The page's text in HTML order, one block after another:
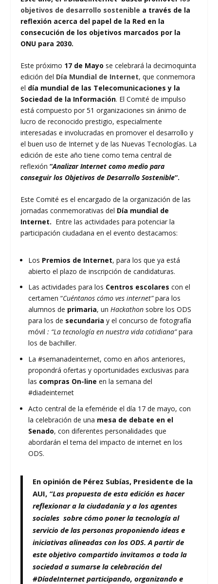
objetivos de desarrollo sostenible a través de la
reflexión acerca del papel de la Red en la
consecución de los objetivos marcados por la
ONU para 2030.
Este próximo 17 de Mayo se celebrará la decimoquinta
edición del Día Mundial de Internet, que conmemora
el día mundial de las Telecomunicaciones y la
Sociedad de la Información. El Comité de impulso
está compuesto por 51 organizaciones sin ánimo de
lucro de reconocido prestigio, especialmente
interesadas e involucradas en promover el desarrollo y
el buen uso de Internet y de las Nuevas Tecnologías. La
edición de este año tiene como tema central de
reflexión“Analizar Internet como medio para
conseguir los Objetivos de Desarrollo Sostenible“.
Este Comité es el encargado de la organización de las
jornadas conmemorativas del Día mundial de
Internet. Entre las actividades para potenciar la
participación ciudadana en el evento destacamos:
Los Premios de Internet, para los que ya está
abierto el plazo de inscripción de candidaturas.
Las actividades para los Centros escolares con el
certamen “Cuéntanos cómo ves internet”para los
alumnos de primaria, unHackathon sobre los ODS
para los de secundaria y el concurso de fotografía
móvil: “La tecnología en nuestra vida cotidiana”para
los de bachiller.
La #semanadeinternet, como en años anteriores,
propondrá ofertas y oportunidades exclusivas para
las compras On-line en la semana del
#diadeinternet
Acto central de la efeméride el día 17 de mayo, con
la celebración de una mesa de debate en el
Senado, con diferentes personalidades que
abordarán el tema del impacto de internet en los
ODS.
En opinión de Pérez Subías, Presidente de la
AUI, “Las propuesta de esta edición es hacer
reflexionar a la ciudadanía y a los agentes
sociales sobre cómo poner la tecnología al
servicio de las personas proponiendo ideas e
iniciativas alineadas con los ODS. A partir de
este objetivo compartido invitamos a toda la
sociedad a sumarse la celebración del
#DíadeInternet participando, organizando e